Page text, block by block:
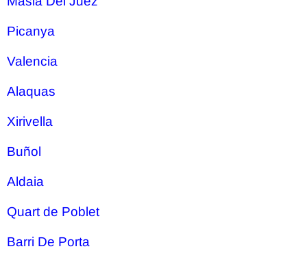
Picanya
Valencia
Alaquas
Xirivella
Buñol
Aldaia
Quart de Poblet
Barri De Porta